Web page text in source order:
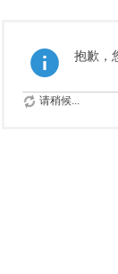
抱歉，
请稍候...